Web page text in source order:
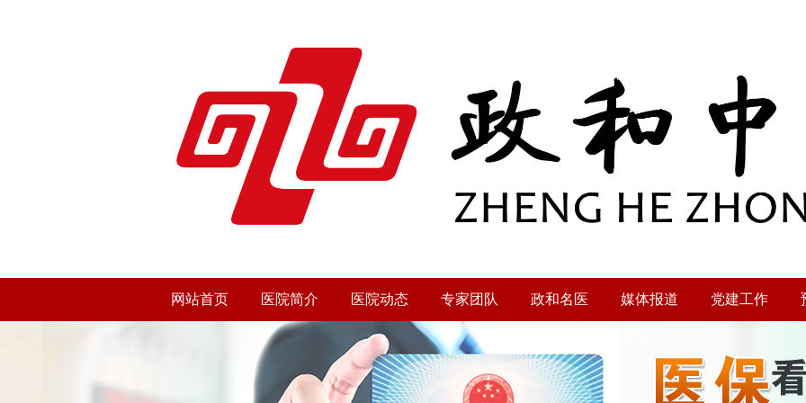
网站首页 医院简介 医院动态 专家团队 政和名医 媒体报道 党建工作